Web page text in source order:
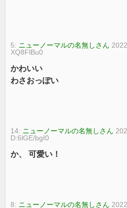
5: ニューノーマルの名無しさん
XQ8FlBu0
かわいい
わさおっぽい
14: ニューノーマルの名無しさん
D:6lGE/bgI0
か、 可愛い！
8: ニューノーマルの名無しさん